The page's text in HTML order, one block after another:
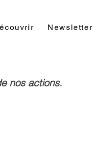
Newsletter
nos actions.